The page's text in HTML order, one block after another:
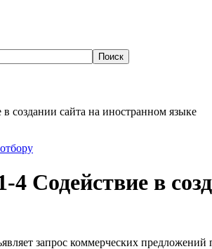
создании сайта на иностранном языке
4 Содействие в
запрос коммерческих